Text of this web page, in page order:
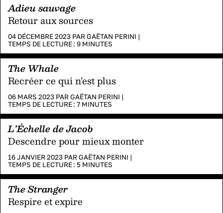
Adieu sauvage
Retour aux sources
04 DÉCEMBRE 2023 PARGAËTAN PERINI |
TEMPS DE LECTURE : 9 MINUTES
The Whale
Recréer ce qui n’est plus
06 MARS 2023 PARGAËTAN PERINI |
TEMPS DE LECTURE : 7 MINUTES
L’Échelle de Jacob
Descendre pour mieux monter
16 JANVIER 2023 PARGAËTAN PERINI |
TEMPS DE LECTURE : 5 MINUTES
The Stranger
Respire et expire